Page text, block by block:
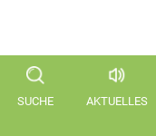
SUCHE AKTUELLES